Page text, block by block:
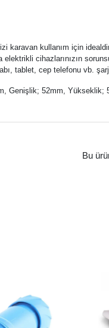
karavan kullanım için
elektrikli cihazlarınızın
tablet, cep telefonu vb.
Genişlik; 52mm, Yükseklik;
Bu